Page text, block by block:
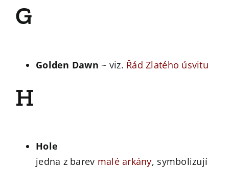
G
Golden Dawn ~ viz. Řád Zlatého úsvitu
H
Hole
jedna z barev malé arkány, symbolizují